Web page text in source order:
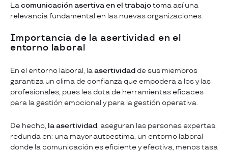
Lacomunicación asertiva en el trabajotoma así una
relevancia fundamental en las nuevas organizaciones.
Importancia de la asertividad en el
entorno laboral
En el entorno laboral, laasertividad de sus miembros
garantiza un clima de confianza que empodera a los y las
profesionales, pues les dota de herramientas eficaces
para la gestión emocional y para la gestión operativa.
De hecho, la asertividad, aseguran las personas expertas,
redunda en: una mayor autoestima, un entorno laboral
donde la comunicación es eficiente y efectiva, menos tasa